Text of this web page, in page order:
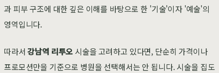
과 피부 구조에 대한 깊은 이해를 바탕으로 한 '기술'이자 '예술'의
영역입니다.
따라서강남역 리투오 시술을 고려하고 있다면, 단순히 가격이나
프로모션만을 기준으로 병원을 선택해서는 안 됩니다. 시술을 집도